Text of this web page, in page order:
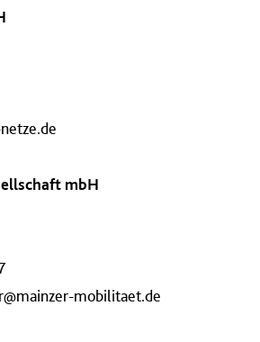
mbH
mobilitaet.de